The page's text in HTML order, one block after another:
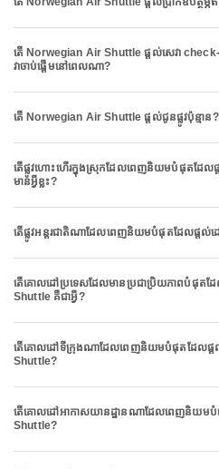
តើ Norwegian Air Shuttle ផ្តល់សេវា
វាចាប់ផ្តើមនៅពេលណា?
តើ Norwegian Air Shuttle ផ្តល់ជូនផ្លូវប៉ុន្មាន?
តើផ្លូវហោះហើរក្នុងស្រុកដែលពេញនិយមបំផុតដែ
មានអ្វីខ្លះ?
តើផ្លូវអន្តរជាតិណាដែលពេញនិយមបំផុតដែលផ្ត
តើគោលដៅប្រទេសដែលមានប្រជាប្រិយភាពបំផុត
Shuttle គឺជាអ្វី?
តើគោលដៅទីក្រុងណាដែលពេញនិយមបំផុតដែលផ្ត
Shuttle?
តើគោលដៅអាកាសយានដ្ឋានណាដែលពេញនិយម
Shuttle?